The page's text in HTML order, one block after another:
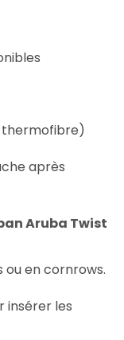
thermofibre)
après
Aruba Twist
ou en cornrows.
insérer les